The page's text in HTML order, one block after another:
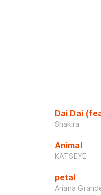
Dai Dai
Shakira
Animal
KATSEYE
petal
Ariana